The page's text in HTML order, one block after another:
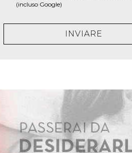
(incluso Google)
INVIARE